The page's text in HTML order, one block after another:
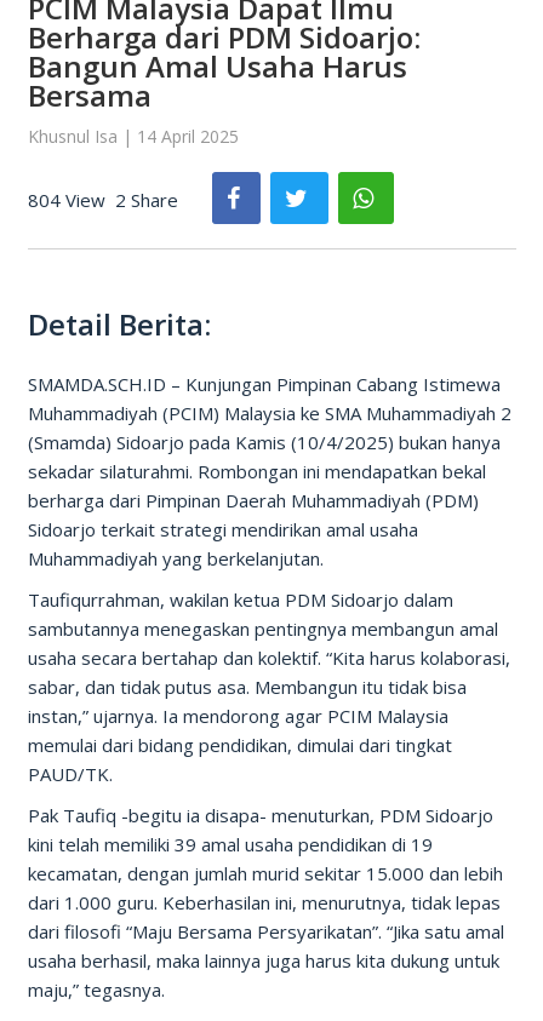
Berharga dari PDM Sidoarjo:
Bangun Amal Usaha Harus
Bersama
Khusnul Isa | 14 April 2025
804 View 2 Share
Detail Berita:
SMAMDA.SCH.ID – Kunjungan Pimpinan Cabang Istimewa
Muhammadiyah (PCIM) Malaysia ke SMA Muhammadiyah 2
(Smamda) Sidoarjo pada Kamis (10/4/2025) bukan hanya
sekadar silaturahmi. Rombongan ini mendapatkan bekal
berharga dari Pimpinan Daerah Muhammadiyah (PDM)
Sidoarjo terkait strategi mendirikan amal usaha
Muhammadiyah yang berkelanjutan.
Taufiqurrahman, wakilan ketua PDM Sidoarjo dalam
sambutannya menegaskan pentingnya membangun amal
usaha secara bertahap dan kolektif. “Kita harus kolaborasi,
sabar, dan tidak putus asa. Membangun itu tidak bisa
instan,” ujarnya. Ia mendorong agar PCIM Malaysia
memulai dari bidang pendidikan, dimulai dari tingkat
PAUD/TK.
Pak Taufiq -begitu ia disapa- menuturkan, PDM Sidoarjo
kini telah memiliki 39 amal usaha pendidikan di 19
kecamatan, dengan jumlah murid sekitar 15.000 dan lebih
dari 1.000 guru. Keberhasilan ini, menurutnya, tidak lepas
dari filosofi “Maju Bersama Persyarikatan”. “Jika satu amal
usaha berhasil, maka lainnya juga harus kita dukung untuk
maju,” tegasnya.